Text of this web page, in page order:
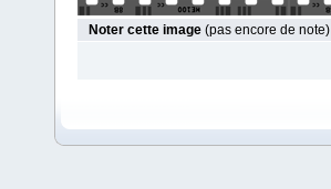
Noter cette image (pas encore de note)